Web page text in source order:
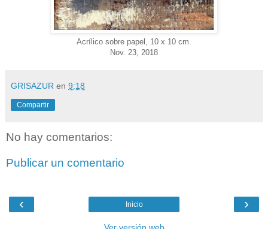
Acrílico sobre papel, 10 x 10 cm.
Nov. 23, 2018
GRISAZUR en 9:18
Compartir
No hay comentarios:
Publicar un comentario
‹ ›
Inicio
Ver versión web